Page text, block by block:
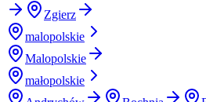
Zgierz
malopolskie
Malopolskie
małopolskie